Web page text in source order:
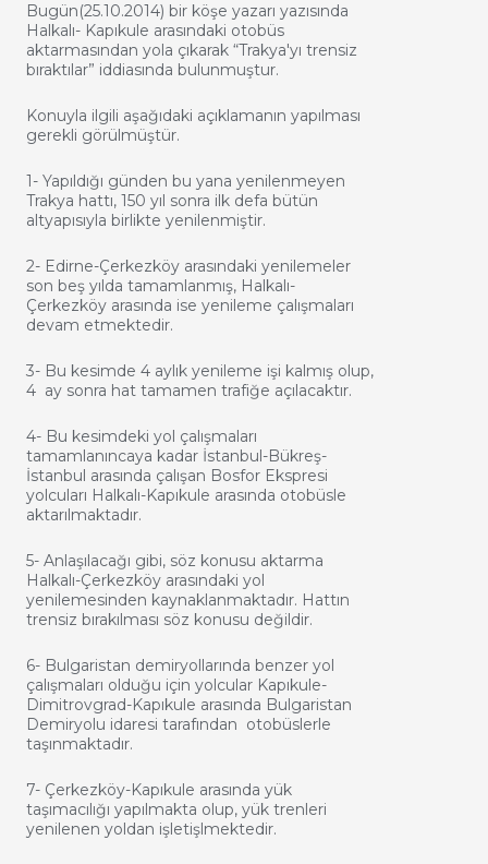
Bugün(25.10.2014) bir köşe yazarı yazısında
Halkalı- Kapıkule arasındaki otobüs
aktarmasından yola çıkarak “Trakya'yı trensiz
bıraktılar” iddiasında bulunmuştur.
Konuyla ilgili aşağıdaki açıklamanın yapılması
gerekli görülmüştür.
1- Yapıldığı günden bu yana yenilenmeyen
Trakya hattı, 150 yıl sonra ilk defa bütün
altyapısıyla birlikte yenilenmiştir.
2- Edirne-Çerkezköy arasındaki yenilemeler
son beş yılda tamamlanmış, Halkalı-
Çerkezköy arasında ise yenileme çalışmaları
devam etmektedir.
3- Bu kesimde 4 aylık yenileme işi kalmış olup,
4 ay sonra hat tamamen trafiğe açılacaktır.
4- Bu kesimdeki yol çalışmaları
tamamlanıncaya kadar İstanbul-Bükreş-
İstanbul arasında çalışan Bosfor Ekspresi
yolcuları Halkalı-Kapıkule arasında otobüsle
aktarılmaktadır.
5- Anlaşılacağı gibi, söz konusu aktarma
Halkalı-Çerkezköy arasındaki yol
yenilemesinden kaynaklanmaktadır. Hattın
trensiz bırakılması söz konusu değildir.
6- Bulgaristan demiryollarında benzer yol
çalışmaları olduğu için yolcular Kapıkule-
Dimitrovgrad-Kapıkule arasında Bulgaristan
Demiryolu idaresi tarafından otobüslerle
taşınmaktadır.
7- Çerkezköy-Kapıkule arasında yük
taşımacılığı yapılmakta olup, yük trenleri
yenilenen yoldan işletişlmektedir.